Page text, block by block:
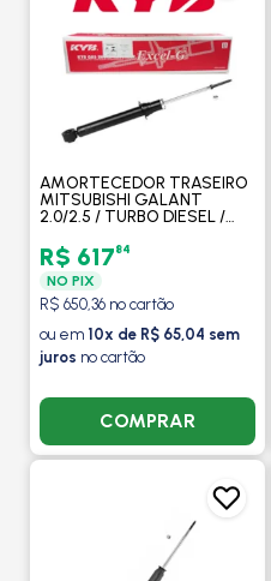
AMORTECEDOR TRASEIRO
MITSUBISHI GALANT
2.0/2.5 / TURBO DIESEL /
SUSPENSAO ELEVADA) /
1997 A 2003 - KAYABA
R$ 61784
NO PIX
R$ 650,36 no cartão
ou em 10x de R$ 65,04 sem
juros no cartão
COMPRAR